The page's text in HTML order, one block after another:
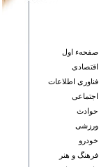
صفحهء اول
اقتصادی
فناوری اطلاعات
اجتماعی
حوادث
ورزشی
خودرو
فرهنگ و هنر